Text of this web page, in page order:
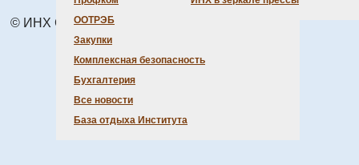
ООТРЭБ
Закупки
Комплексная безопасность
Бухгалтерия
Все новости
База отдыха Института
© ИНХ СО РАН 1998 – 2026 г.